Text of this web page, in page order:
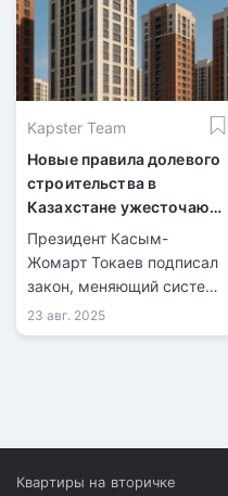
было затянуто на
несколько лет.
Kapster Team
Новые правила долевого
строительства в
Казахстане ужесточают
контроль и вводят
оплату только через б
Президент Касым-
Жомарт Токаев подписал
закон, меняющий систему
долевого участия в
жилищном строительстве.
схемы», а контроль
застройщиков и реклама
23 авг. 2025
Квартиры на вторичке